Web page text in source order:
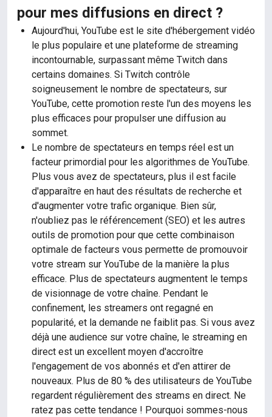
pour mes diffusions en direct ?
Aujourd'hui, YouTube est le site d'hébergement vidéo
le plus populaire et une plateforme de streaming
incontournable, surpassant même Twitch dans
certains domaines. Si Twitch contrôle
soigneusement le nombre de spectateurs, sur
YouTube, cette promotion reste l'un des moyens les
plus efficaces pour propulser une diffusion au
sommet.
Le nombre de spectateurs en temps réel est un
facteur primordial pour les algorithmes de YouTube.
Plus vous avez de spectateurs, plus il est facile
d'apparaître en haut des résultats de recherche et
d'augmenter votre trafic organique. Bien sûr,
n'oubliez pas le référencement (SEO) et les autres
outils de promotion pour que cette combinaison
optimale de facteurs vous permette de promouvoir
votre stream sur YouTube de la manière la plus
efficace. Plus de spectateurs augmentent le temps
de visionnage de votre chaîne. Pendant le
confinement, les streamers ont regagné en
popularité, et la demande ne faiblit pas. Si vous avez
déjà une audience sur votre chaîne, le streaming en
direct est un excellent moyen d'accroître
l'engagement de vos abonnés et d'en attirer de
nouveaux. Plus de 80 % des utilisateurs de YouTube
regardent régulièrement des streams en direct. Ne
ratez pas cette tendance ! Pourquoi sommes-nous